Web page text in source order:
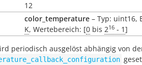
12
color_temperature – Typ: uint16,
K, Wertebereich: [0 bis 216 - 1]
periodisch ausgelöst abhängig von